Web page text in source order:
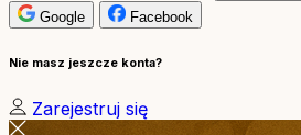
Google
Facebook
Nie masz jeszcze konta?
Zarejestruj się